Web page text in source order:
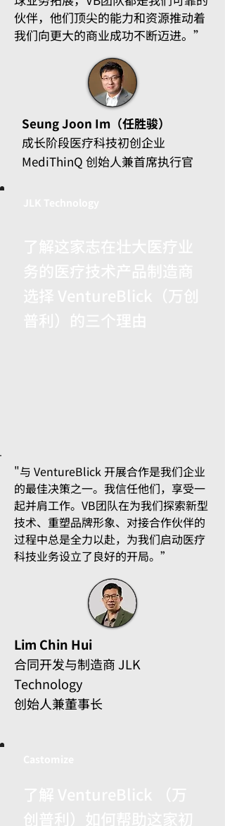
伙伴，他们顶尖的能力和资源推动着
我们向更大的商业成功不断迈进。”
Seung Joon Im（任胜骏）​
成长阶段医疗科技初创企业
MediThinQ​ 创始人兼首席执行官
"与 VentureBlick 开展合作是我们企业
的最佳决策之一。我信任他们，享受一
起并肩工作。VB团队在为我们探索新型
技术、重塑品牌形象、对接合作伙伴的
过程中总是全力以赴，为我们启动医疗
科技业务设立了良好的开局。”
Lim Chin Hui​
合同开发与制造商 JLK
Technology ​
创始人兼董事长